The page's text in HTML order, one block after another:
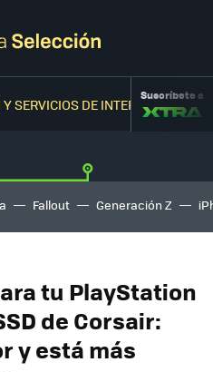
SERVICIOS DE INTERNETSuscríbete a
Fallout Generación Z
tu PlayStation
de Corsair:
y está más